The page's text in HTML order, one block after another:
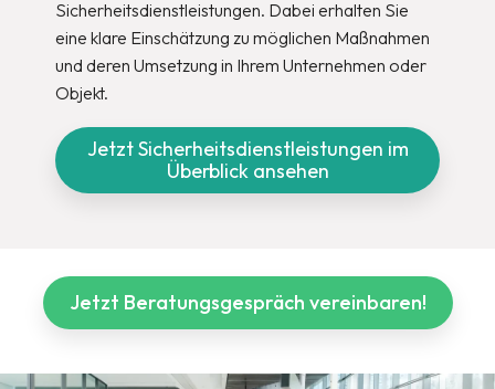
Sicherheitsdienstleistungen. Dabei erhalten Sie
eine klare Einschätzung zu möglichen Maßnahmen
und deren Umsetzung in Ihrem Unternehmen oder
Objekt.
Jetzt Sicherheitsdienstleistungen im
Überblick ansehen
Jetzt Beratungsgespräch vereinbaren!